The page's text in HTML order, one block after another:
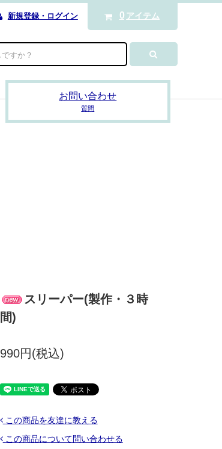
新規登録・ログイン 0 アイテム
お問い合わせ
質問
スリーパー(製作・３時
間)
990円(税込)
この商品を友達に教える
この商品について問い合わせる